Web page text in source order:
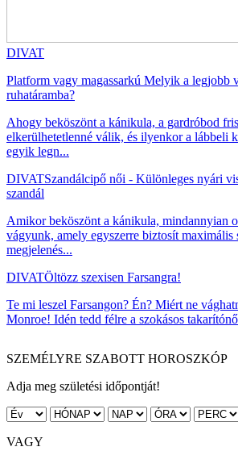
DIVAT
Platform vagy magassarkú Melyik a legjobb
ruhatáramba?
Ahogy beköszönt a kánikula, a gardróbod
elkerülhetetlenné válik, és ilyenkor a lábbeli
egyik legn...
DIVATSzandálcipő női - Különleges nyári
szandál
Amikor beköszönt a kánikula, mindannyian
vágyunk, amely egyszerre biztosít maximális
megjelenés...
DIVATÖltözz szexisen Farsangra!
Te mi leszel Farsangon? Én? Miért ne
Monroe! Idén tedd félre a szokásos
SZEMÉLYRE SZABOTT HOROSZKÓP
Adja meg születési időpontját!
VAGY